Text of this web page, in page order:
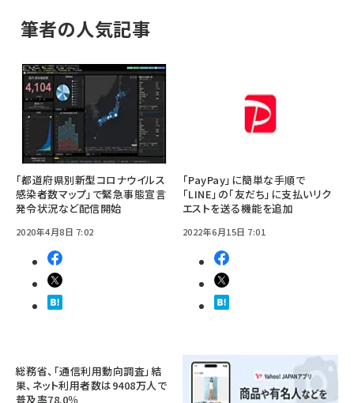
筆者の人気記事
「都道府県別新型コロナウイルス
感染者数マップ」で緊急事態宣言
発令状況など配信開始
2020年4月8日 7:02
「PayPay」に簡単な手順で
「LINE」の「友だち」に支払いリク
エストを送る機能を追加
2022年6月15日 7:01
総務省、「通信利用動向調査」結
果、ネット利用者数は9408万人で
普及率78.0％